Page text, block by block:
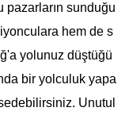
pazarların sunduğu
hem de s
yolunuz düştüğü
bir yolculuk yapa
Unutul